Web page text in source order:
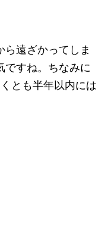
ら遠ざかってしま
ですね。ちなみに
とも半年以内には